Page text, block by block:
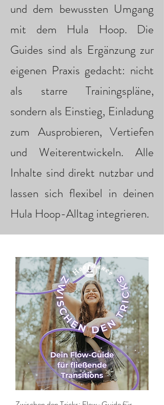
und dem bewussten Umgang
mit dem Hula Hoop. Die
Guides sind als Ergänzung zur
eigenen Praxis gedacht: nicht
als starre Trainingspläne,
sondern als Einstieg, Einladung
zum Ausprobieren, Vertiefen
und Weiterentwickeln. Alle
Inhalte sind direkt nutzbar und
lassen sich flexibel in deinen
Hula Hoop-Alltag integrieren.